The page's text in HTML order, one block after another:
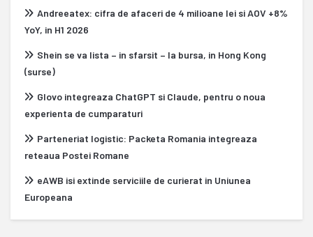
Andreeatex: cifra de afaceri de 4 milioane lei si AOV +8%
YoY, in H1 2026
Shein se va lista – in sfarsit – la bursa, in Hong Kong
(surse)
Glovo integreaza ChatGPT si Claude, pentru o noua
experienta de cumparaturi
Parteneriat logistic: Packeta Romania integreaza
reteaua Postei Romane
eAWB isi extinde serviciile de curierat in Uniunea
Europeana